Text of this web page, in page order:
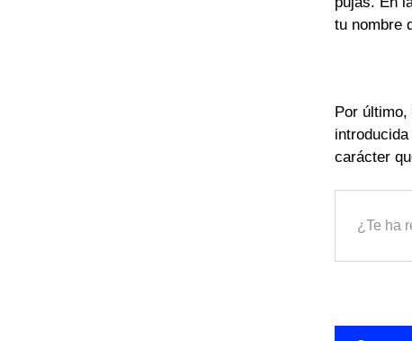
tu nombre
Por
carácter
¿Te ha